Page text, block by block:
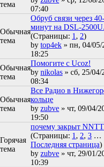
тема
07:40
Обычная
тема
Обруб связи через
минут на DSL-2500U.
(Страницы: 1 , 2)
by top4ek » пн, 04/05/
18:25
Обычная
тема
Помогите с Ucoz!
by nikolas » сб, 25/04/
08:34
Обычная
тема
Все Радио в
кольце
by zubve » чт, 09/04/
19:50
Горячая
тема
почему закрыт
(Страницы: 1 , 2, 3 …
Последняя страница)
by zubve » чт, 29/01/
10:39